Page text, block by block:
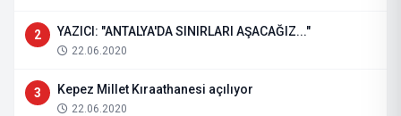
2 YAZICI: "ANTALYA'DA SINIRLARI AŞACAĞIZ..."
22.06.2020
3 Kepez Millet Kıraathanesi açılıyor
22.06.2020